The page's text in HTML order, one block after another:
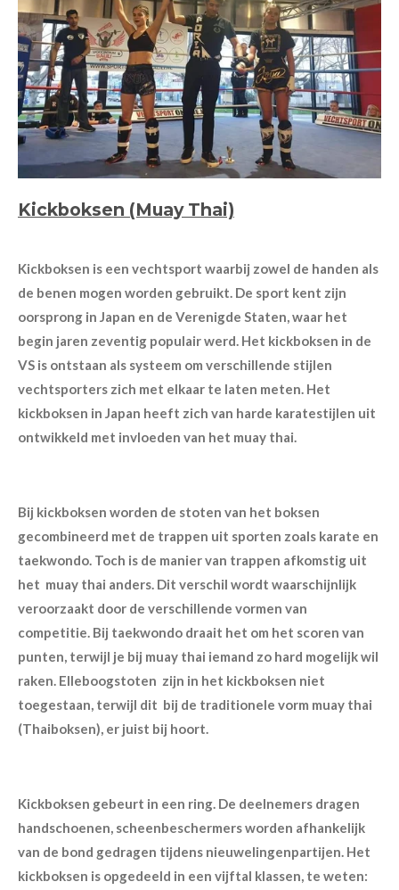
Kickboksen (Muay Thai)
Kickboksen is een vechtsport waarbij zowel de handen als
de benen mogen worden gebruikt. De sport kent zijn
oorsprong in Japan en de Verenigde Staten, waar het
begin jaren zeventig populair werd. Het kickboksen in de
VS is ontstaan als systeem om verschillende stijlen
vechtsporters zich met elkaar te laten meten. Het
kickboksen in Japan heeft zich van harde karatestijlen uit
ontwikkeld met invloeden van het muay thai.
Bij kickboksen worden de stoten van het boksen
gecombineerd met de trappen uit sporten zoals karate en
taekwondo. Toch is de manier van trappen afkomstig uit
het muay thai anders. Dit verschil wordt waarschijnlijk
veroorzaakt door de verschillende vormen van
competitie. Bij taekwondo draait het om het scoren van
punten, terwijl je bij muay thai iemand zo hard mogelijk wil
raken. Elleboogstoten zijn in het kickboksen niet
toegestaan, terwijl dit bij de traditionele vorm muay thai
(Thaiboksen), er juist bij hoort.
Kickboksen gebeurt in een ring. De deelnemers dragen
handschoenen, scheenbeschermers worden afhankelijk
van de bond gedragen tijdens nieuwelingenpartijen. Het
kickboksen is opgedeeld in een vijftal klassen, te weten: